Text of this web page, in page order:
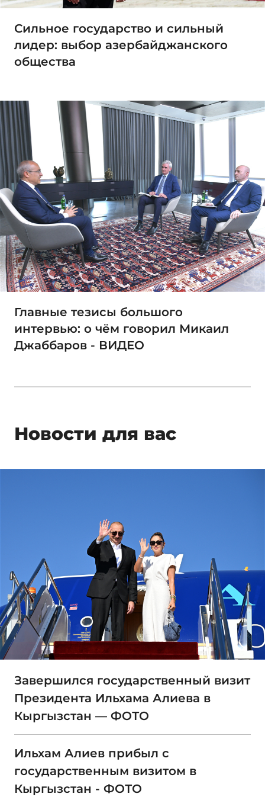
Сильное государство и сильный
лидер: выбор азербайджанского
общества
Главные тезисы большого
интервью: о чём говорил Микаил
Джаббаров - ВИДЕО
Новости для вас
Завершился государственный визит
Президента Ильхама Алиева в
Кыргызстан — ФОТО
Ильхам Алиев прибыл с
государственным визитом в
Кыргызстан - ФОТО